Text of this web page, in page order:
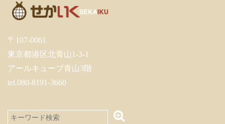
〒107-0061
東京都港区北青山1-3-1
アールキューブ青山3階
tel.080-8191-3660